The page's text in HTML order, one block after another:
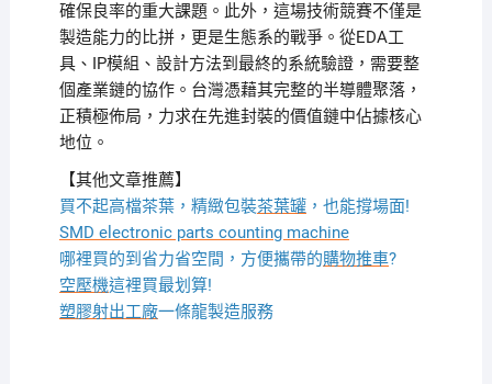
確保良率的重大課題。此外，這場技術競賽不僅是
製造能力的比拼，更是生態系的戰爭。從EDA工
具、IP模組、設計方法到最終的系統驗證，需要整
個產業鏈的協作。台灣憑藉其完整的半導體聚落，
正積極佈局，力求在先進封裝的價值鏈中佔據核心
地位。
【其他文章推薦】
買不起高檔茶葉，精緻包裝茶葉罐，也能撐場面!
SMD electronic parts counting machine
哪裡買的到省力省空間，方便攜帶的購物推車?
空壓機這裡買最划算!
塑膠射出工廠一條龍製造服務